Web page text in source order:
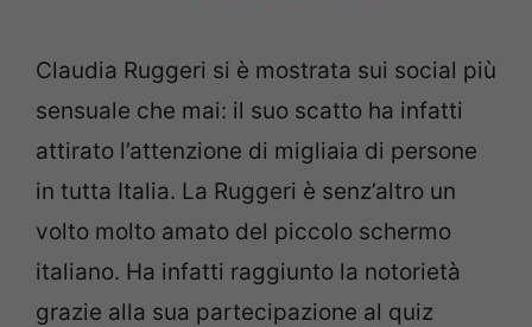
Claudia Ruggeri si è mostrata sui social più
sensuale che mai: il suo scatto ha infatti
attirato l’attenzione di migliaia di persone
in tutta Italia. La Ruggeri è senz’altro un
volto molto amato del piccolo schermo
italiano. Ha infatti raggiunto la notorietà
grazie alla sua partecipazione al quiz